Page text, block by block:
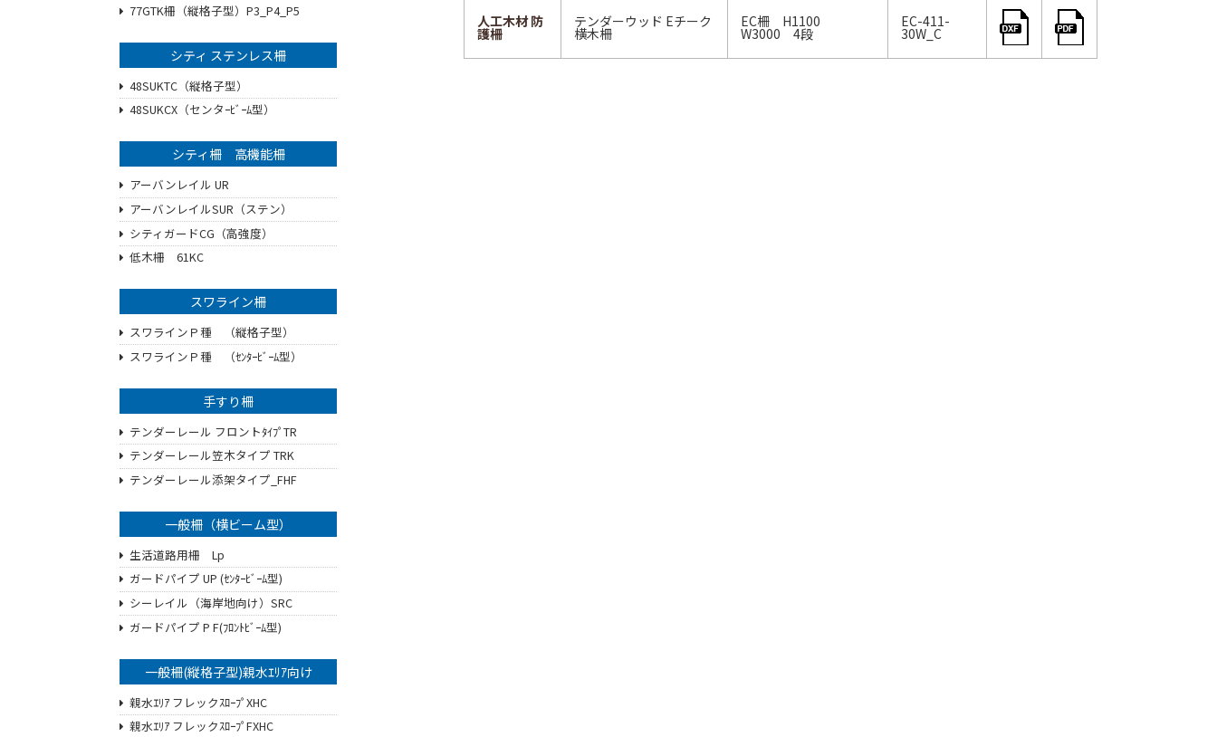
人工木材 防
護柵
テンダーウッド Eチーク
横木柵
EC柵 H1100
W3000 4段
EC-411-
30W_C
77GTK柵（縦格子型）P3_P4_P5
シティ ステンレス柵
48SUKTC（縦格子型）
48SUKCX（センタｰﾋﾞｰﾑ型）
シティ柵 高機能柵
アーバンレイル UR
アーバンレイルSUR（ステン）
シティガードCG（高強度）
低木柵 61KC
スワライン柵
スワラインＰ種 （縦格子型）
スワラインＰ種 （ｾﾝﾀｰﾋﾞｰﾑ型）
手すり柵
テンダーレール フロントﾀｲﾌﾟTR
テンダーレール笠木タイプ TRK
テンダーレール添架タイプ_FHF
一般柵（横ビーム型）
生活道路用柵 Lp
ガードパイプ UP (ｾﾝﾀｰﾋﾞｰﾑ型)
シーレイル（海岸地向け）SRC
ガードパイプ P F(ﾌﾛﾝﾄﾋﾞｰﾑ型)
一般柵(縦格子型)親水ｴﾘｱ向け
親水ｴﾘｱ フレックｽﾛｰﾌﾟXHC
親水ｴﾘｱ フレックｽﾛｰﾌﾟFXHC